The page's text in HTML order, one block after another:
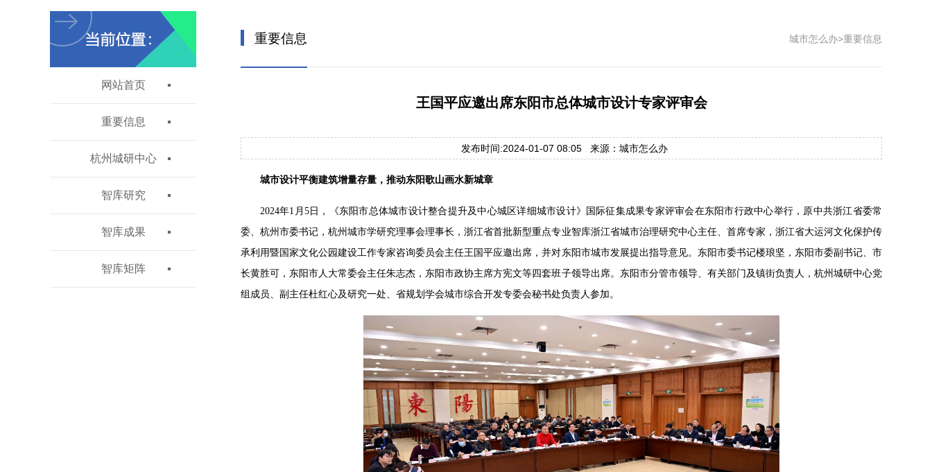
网站首页
重要信息
杭州城研中心
智库研究
智库成果
智库矩阵
重要信息 城市怎么办>重要信息
王国平应邀出席东阳市总体城市设计专家评审会
发布时间:2024-01-07 08:05 来源：城市怎么办
城市设计平衡建筑增量存量，推动东阳歌山画水新城章
2024年1月5日，《东阳市总体城市设计整合提升及中心城区详细城市设计》国际征集成果专家评审会在东阳市行政中心举行，原中共浙江省委常
委、杭州市委书记，杭州城市学研究理事会理事长，浙江省首批新型重点专业智库浙江省城市治理研究中心主任、首席专家，浙江省大运河文化保护传
承利用暨国家文化公园建设工作专家咨询委员会主任王国平应邀出席，并对东阳市城市发展提出指导意见。东阳市委书记楼琅坚，东阳市委副书记、市
长黄胜可，东阳市人大常委会主任朱志杰，东阳市政协主席方宪文等四套班子领导出席。东阳市分管市领导、有关部门及镇街负责人，杭州城研中心党
组成员、副主任杜红心及研究一处、省规划学会城市综合开发专委会秘书处负责人参加。